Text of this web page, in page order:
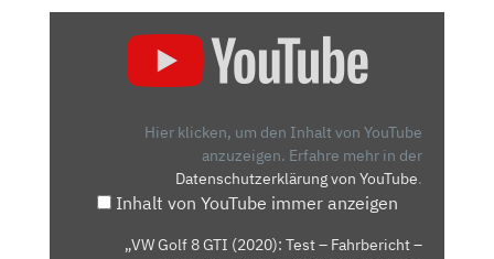
FAHRBERICHT
Hier klicken, um den Inhalt von YouTube
anzuzeigen. Erfahre mehr in der
Datenschutzerklärung von YouTube.
Inhalt von YouTube immer anzeigen
„VW Golf 8 GTI (2020): Test – Fahrbericht –